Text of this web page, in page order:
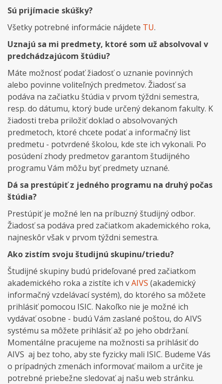
Sú prijímacie skúšky?
Všetky potrebné informácie nájdete TU.
Uznajú sa mi predmety, ktoré som už absolvoval v
predchádzajúcom štúdiu?
Máte možnosť podať žiadosť o uznanie povinných
alebo povinne voliteľných predmetov. Žiadosť sa
podáva na začiatku štúdia v prvom týždni semestra,
resp. do dátumu, ktorý bude určený dekanom fakulty. K
žiadosti treba priložiť doklad o absolvovaných
predmetoch, ktoré chcete podať a informačný list
predmetu - potvrdené školou, kde ste ich vykonali. Po
posúdení zhody predmetov garantom študijného
programu Vám môžu byť predmety uznané.
Dá sa prestúpiť z jedného programu na druhý počas
štúdia?
Prestúpiť je možné len na príbuzný študijný odbor.
Žiadosť sa podáva pred začiatkom akademického roka,
najneskôr však v prvom týždni semestra.
Ako zistím svoju študijnú skupinu/triedu?
Študijné skupiny budú prideľované pred začiatkom
akademického roka a zistíte ich vAIVS (akademický
informačný vzdelávací systém), do ktorého sa môžete
prihlásiť pomocou ISIC. Nakoľko nie je možné ich
vydávať osobne - budú Vám zaslané poštou, do AIVS
systému sa môžete prihlásiť až po jeho obdržaní.
Momentálne pracujeme na možnosti sa prihlásiť do
AIVS aj bez toho, aby ste fyzicky mali ISIC. Budeme Vás
o prípadných zmenách informovať mailom a určite je
potrebné priebežne sledovať aj našu web stránku.